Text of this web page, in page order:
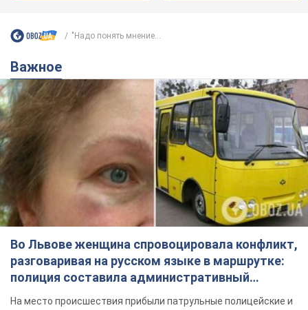
Во Львове женщина спровоцировала конфликт,
разговаривая на русском языке в маршрутке:
полиция составила административный
протокол. Видео
На место происшествия прибыли патрульные полицейские и
следственно-оперативная группа
9,3 т.
"Воюют, потому что глупы": в
Черновцах водитель автобуса
проявил неуважение к украинским
военным и поплатился за это.
Видео
пассажирами и оскорблений в адрес военных